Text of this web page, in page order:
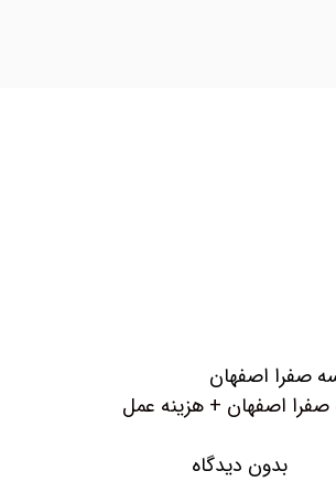
اصفهان + هزینه عمل
بدون دیدگاه